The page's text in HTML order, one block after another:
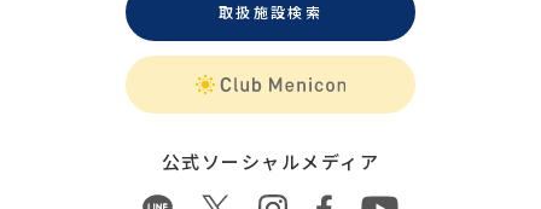
取扱施設検索
公式ソーシャルメディア